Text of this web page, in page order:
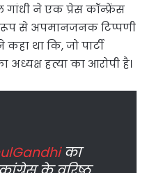
गांधी ने एक प्रेस कॉन्फ्रेंस
से अपमानजनक टिप्पणी
था कि, जो पार्टी
अध्यक्ष हत्या का आरोपी है।
का